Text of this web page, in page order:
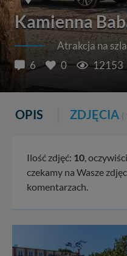
Kamienna
Atrakcja na
6
0 12153
OPIS ZDJĘCIA (
Ilość zdjęć: 10,
czekamy na Wasze
komentarzach.